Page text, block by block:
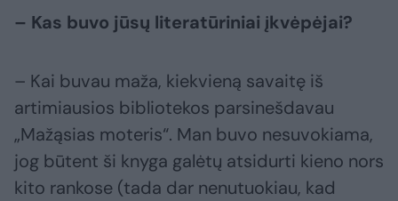
– Kas buvo jūsų literatūriniai įkvėpėjai?
– Kai buvau maža, kiekvieną savaitę iš
artimiausios bibliotekos parsinešdavau
„Mažąsias moteris“. Man buvo nesuvokiama,
jog būtent ši knyga galėtų atsidurti kieno nors
kito rankose (tada dar nenutuokiau, kad